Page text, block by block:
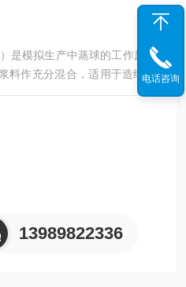
是模拟生产中蒸球的工作原理设
料作充分混合，适用于造纸实验
，根据不同的工艺要求可以得到
液体原料的蒸煮。此外该蒸煮
热蒸汽。
13989822336
电话咨询